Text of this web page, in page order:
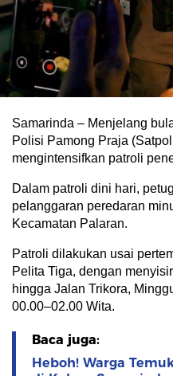
Samarinda – Menjelang
Polisi Pamong Praja
mengintensifkan patroli
Dalam patroli dini hari,
pelanggaran peredaran
Kecamatan Palaran.
Patroli dilakukan usai
Pelita Tiga, dengan
hingga Jalan Trikora,
00.00–02.00 Wita.
Baca juga:
Heboh! Warga